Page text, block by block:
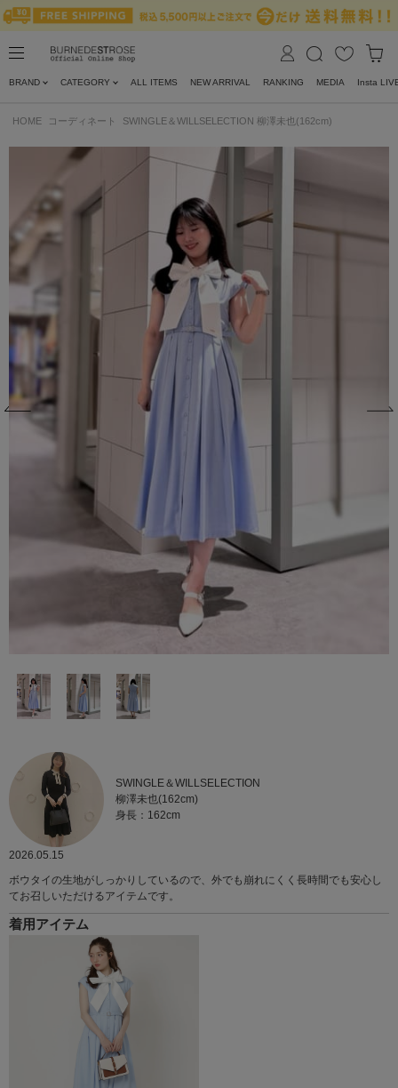
BRAND CATEGORY ALL ITEMS NEW ARRIVAL RANKING MEDIA Insta
HOME コーディネート SWINGLE＆WILLSELECTION 柳澤未也(162cm)
SWINGLE＆WILLSELECTION
柳澤未也(162cm)
身長：162cm
2026.05.15
ボウタイの生地がしっかりしているので、外でも崩れにくく長時間でも安心し
てお召しいただけるアイテムです。
着用アイテム